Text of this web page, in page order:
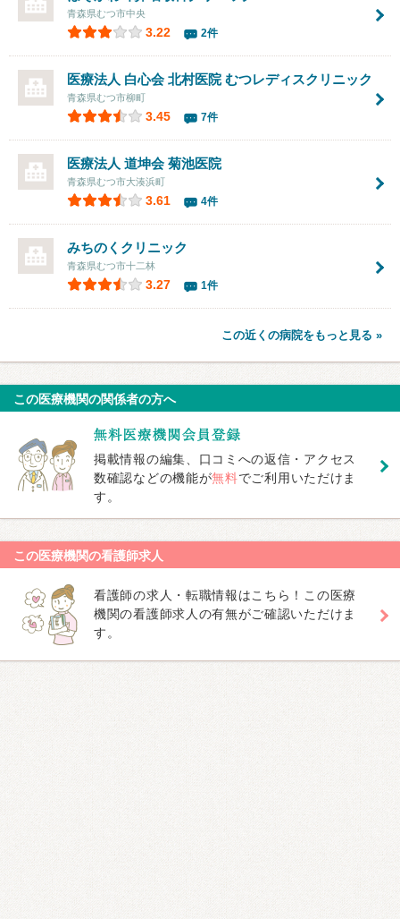
青森県むつ市中央
3.22 2件
医療法人 白心会 北村医院むつレディスクリニック
青森県むつ市柳町
3.45 7件
医療法人 道坤会菊池医院
青森県むつ市大湊浜町
3.61 4件
みちのくクリニック
青森県むつ市十二林
3.27 1件
この近くの病院をもっと見る »
この医療機関の関係者の方へ
掲載情報の編集、口コミへの返信・アクセス
数確認などの機能が無料でご利用いただけま
す。
この医療機関の看護師求人
看護師の求人・転職情報はこちら！この医療
機関の看護師求人の有無がご確認いただけま
す。